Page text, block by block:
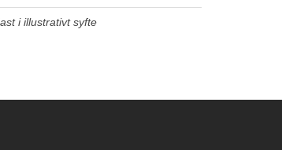
i illustrativt syfte